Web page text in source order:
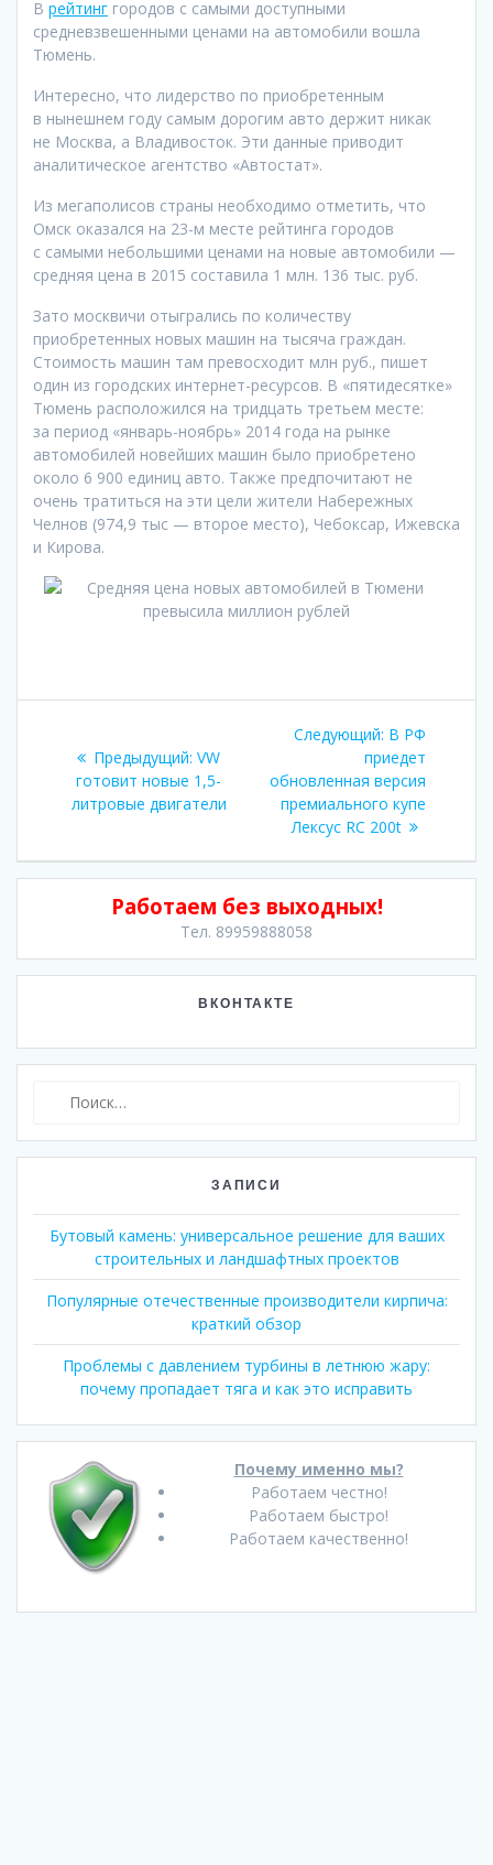
В рейтинг городов с самыми доступными
средневзвешенными ценами на автомобили вошла
Тюмень.
Интересно, что лидерство по приобретенным
в нынешнем году самым дорогим авто держит никак
не Москва, а Владивосток. Эти данные приводит
аналитическое агентство «Автостат».
Из мегаполисов страны необходимо отметить, что
Омск оказался на 23-м месте рейтинга городов
с самыми небольшими ценами на новые автомобили —
средняя цена в 2015 составила 1 млн. 136 тыс. руб.
Зато москвичи отыгрались по количеству
приобретенных новых машин на тысяча граждан.
Стоимость машин там превосходит млн руб., пишет
один из городских интернет-ресурсов. В «пятидесятке»
Тюмень расположился на тридцать третьем месте:
за период «январь-ноябрь» 2014 года на рынке
автомобилей новейших машин было приобретено
около 6 900 единиц авто. Также предпочитают не
очень тратиться на эти цели жители Набережных
Челнов (974,9 тыс — второе место), Чебоксар, Ижевска
и Кирова.
записям
Предыдущий: Предыдущая
запись:
VW
готовит новые 1,5-
литровые двигатели
Следующий: Следующая
запись:
В РФ
приедет
обновленная версия
премиального купе
Лексус RC 200t
Работаем без выходных!
Тел. 89959888058
ВКОНТАКТЕ
ЗАПИСИ
Бутовый камень: универсальное решение для ваших
строительных и ландшафтных проектов
Популярные отечественные производители кирпича:
краткий обзор
Проблемы с давлением турбины в летнюю жару:
почему пропадает тяга и как это исправить
Почему именно мы?
Работаем честно!
Работаем быстро!
Работаем качественно!